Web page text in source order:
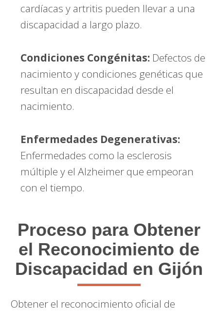
cardíacas y artritis pueden llevar a una
discapacidad a largo plazo.
Condiciones Congénitas: Defectos de
nacimiento y condiciones genéticas que
resultan en discapacidad desde el
nacimiento.
Enfermedades Degenerativas:
Enfermedades como la esclerosis
múltiple y el Alzheimer que empeoran
con el tiempo.
Proceso para Obtener
el Reconocimiento de
Discapacidad en Gijón
Obtener el reconocimiento oficial de